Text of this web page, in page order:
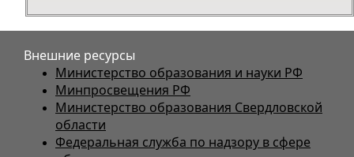
Внешние ресурсы
Министерство образования и науки РФ
Минпросвещения РФ
Министерство образования Свердловской
области
Федеральная служба по надзору в сфере